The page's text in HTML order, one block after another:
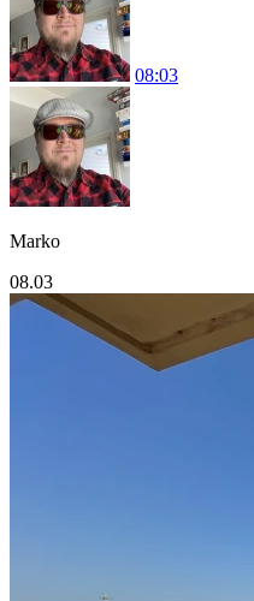
08:03
Marko
08.03